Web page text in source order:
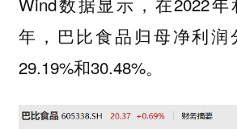
年，巴比食品归母净利润
29.19%和30.48%。